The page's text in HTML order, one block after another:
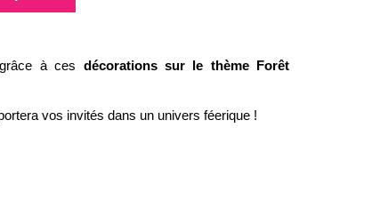
à ces décorations sur le thème Forêt
vos invités dans un univers féerique !